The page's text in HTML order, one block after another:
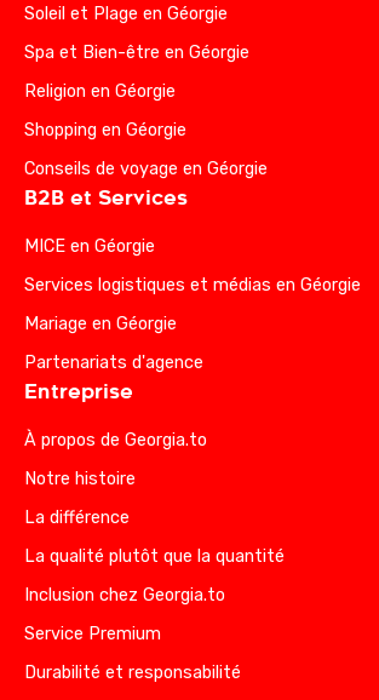
Soleil et Plage en Géorgie
Spa et Bien-être en Géorgie
Religion en Géorgie
Shopping en Géorgie
Conseils de voyage en Géorgie
B2B et Services
MICE en Géorgie
Services logistiques et médias en Géorgie
Mariage en Géorgie
Partenariats d'agence
Entreprise
À propos de Georgia.to
Notre histoire
La différence
La qualité plutôt que la quantité
Inclusion chez Georgia.to
Service Premium
Durabilité et responsabilité